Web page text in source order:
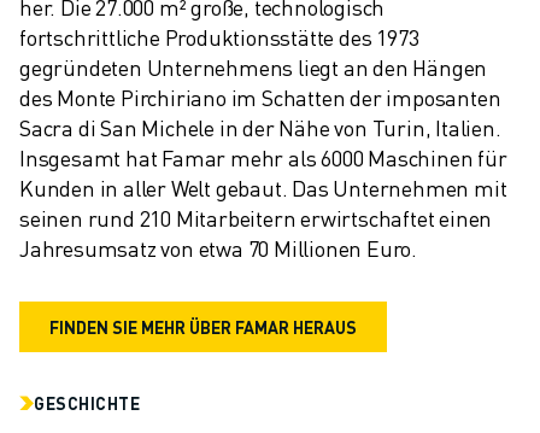
her. Die 27.000 m² große, technologisch
fortschrittliche Produktionsstätte des 1973
gegründeten Unternehmens liegt an den Hängen
des Monte Pirchiriano im Schatten der imposanten
Sacra di San Michele in der Nähe von Turin, Italien.
Insgesamt hat Famar mehr als 6000 Maschinen für
Kunden in aller Welt gebaut. Das Unternehmen mit
seinen rund 210 Mitarbeitern erwirtschaftet einen
Jahresumsatz von etwa 70 Millionen Euro.
FINDEN SIE MEHR ÜBER FAMAR HERAUS
GESCHICHTE